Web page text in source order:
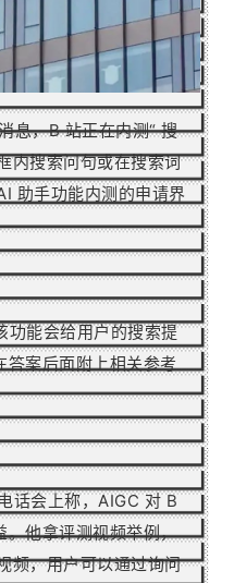
息，B 站正在内测“ 搜
内搜索问句或在搜索词
助手功能内测的申请界
功能会给用户的搜索提
答案后面附上相关参考
话会上称，AIGC 对 B
。他拿评测视频举例，
频，用户可以通过询问